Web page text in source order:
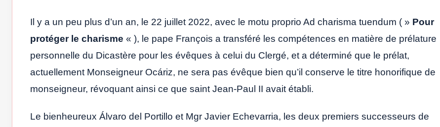
Il y a un peu plus d’un an, le 22 juillet 2022, avec le motu proprio Ad charisma tuendum ( » Pour
protéger le charisme « ), le pape François a transféré les compétences en matière de prélature
personnelle du Dicastère pour les évêques à celui du Clergé, et a déterminé que le prélat,
actuellement Monseigneur Ocáriz, ne sera pas évêque bien qu’il conserve le titre honorifique de
monseigneur, révoquant ainsi ce que saint Jean-Paul II avait établi.
Le bienheureux Álvaro del Portillo et Mgr Javier Echevarria, les deux premiers successeurs de